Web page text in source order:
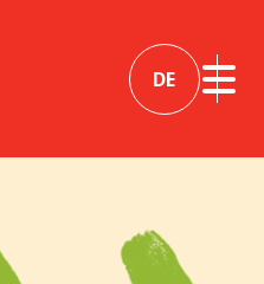
DE